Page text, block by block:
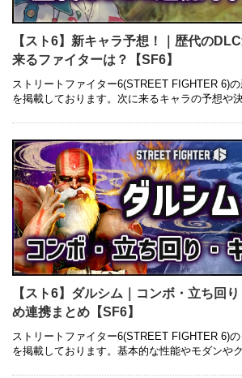
【スト6】新キャラ予想！｜歴代の
来るファイターは？【SF6】
ストリートファイター6(STREET FIGHTER 6)
を掲載しております。次に来るキャラの予想や
【スト6】ダルシム｜コンボ・立ち回
め連携まとめ【SF6】
ストリートファイター6(STREET FIGHTER 6)
を掲載しております。基本的な性能やモダンや